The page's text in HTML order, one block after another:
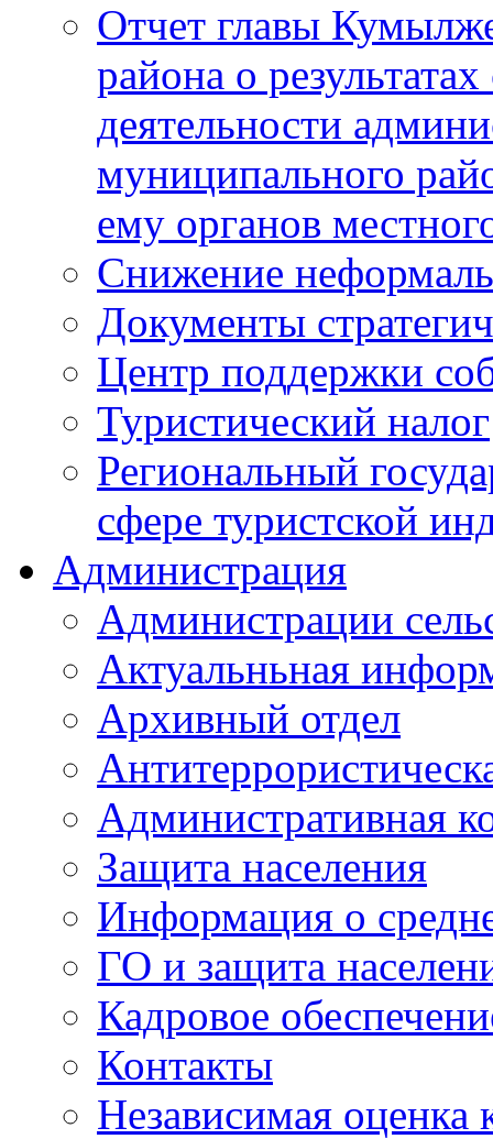
Отчет главы
района о
деятельности
муниципального
ему органов
Снижение
Документы
Центр поддержки
Туристический налог
Региональный
сфере туристской
Администрация
Администрации
Актуальньная
Архивный отдел
Административная
Защита населения
Информация о
ГО и защита
Кадровое
Контакты
Независимая оценка